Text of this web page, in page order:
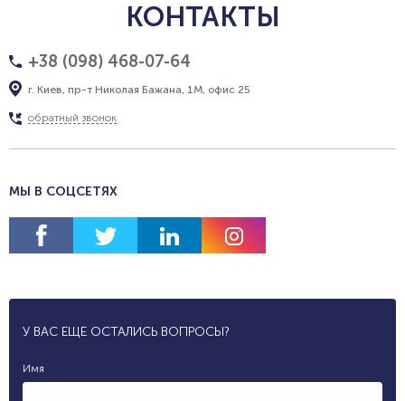
КОНТАКТЫ
+38 (098) 468-07-64
г. Киев, пр-т Николая Бажана, 1М, офис 25
обратный звонок
МЫ В СОЦСЕТЯХ
У ВАС ЕЩЕ ОСТАЛИСЬ ВОПРОСЫ?
Имя